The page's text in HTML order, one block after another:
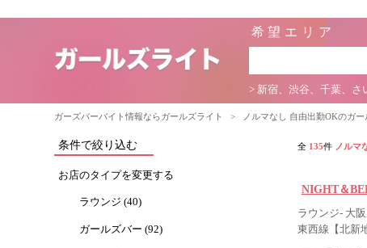
希望エリア
> 新宿、渋谷、千葉、さ
ガーズバーバイト情報ならガールズライト > ノルマなし 自由出勤OKのガ
条件で絞り込む
お店のタイプを変更する
ラウンジ (40)
ガールズバー (92)
全 135件 ノルマ
NIGHT＆
ラウンジ- 大
東西線【北新